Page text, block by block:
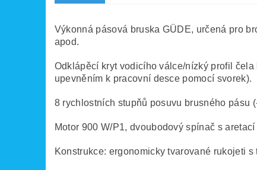
Výkonná pásová bruska GÜDE, určená pro
apod.
Odklápěcí kryt vodicího válce/nízký profil
upevněním k pracovní desce pomocí svorek).
8 rychlostních stupňů posuvu brusného pásu
Motor 900 W/P1, dvoubodový spínač s
Konstrukce: ergonomicky tvarované rukojeti